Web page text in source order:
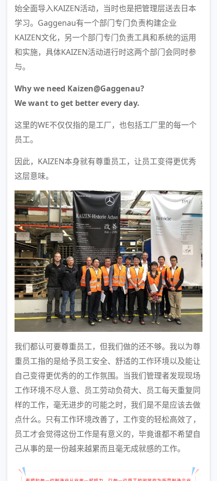
始全面导入KAIZEN活动，当时也是把管理层送去日本
学习。Gaggenau有一个部门专门负责构建企业
KAIZEN文化，另一个部门专门负责工具和系统的运用
和实施，具体KAIZEN活动进行时这两个部门会同时参
与。
Why we need Kaizen@Gaggenau?
We want to get better every day.
这里的WE不仅仅指的是工厂，也包括工厂里的每一个
员工。
因此，KAIZEN本身就有尊重员工，让员工变得更优秀
这层意味。
我们都认可要尊重员工，但我们做的还不够。我以为尊
重员工指的是给予员工安全、舒适的工作环境以及能让
自己变得更优秀的的工作氛围。当我们管理者发现现场
工作环境不尽人意、员工劳动负荷大、员工每天重复同
样的工作，毫无进步的可能之时，我们是不是应该去做
点什么。只有工作环境改善了，工作变的轻松高效了，
员工才会觉得这份工作是有意义的，毕竟谁都不希望自
己从事的是一份越来越累而且毫无成就感的工作。